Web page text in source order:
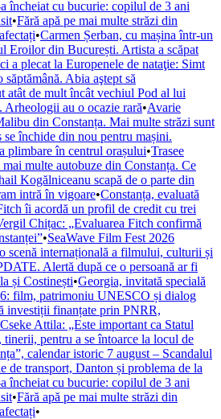
încheiat cu bucurie: copilul de 3 ani
•Fără apă pe mai multe străzi din
•Carmen Șerban, cu mașina într-un
Eroilor din București. Artista a scăpat
a plecat la Europenele de nataţie: Simt
Abia aştept să
atât de mult încât vechiul Pod al lui
Arheologii au o ocazie rară•Avarie
din Constanța. Mai multe străzi sunt
închide din nou pentru mașini.
plimbare în centrul orașului•Trasee
multe autobuze din Constanța. Ce
Kogălniceanu scapă de o parte din
intră în vigoare•Constanța, evaluată
îi acordă un profil de credit cu trei
Chițac: „Evaluarea Fitch confirmă
•SeaWave Film Fest 2026
scenă internațională a filmului, culturii și
Alertă după ce o persoană ar fi
și Costinești•Georgia, invitată specială
film, patrimoniu UNESCO și dialog
investiții finanțate prin PNRR,
Attila: „Este important ca Statul
tinerii, pentru a se întoarce la locul de
calendar istoric 7 august – Scandalul
de transport, Danton și problema de la
încheiat cu bucurie: copilul de 3 ani
•Fără apă pe mai multe străzi din
•